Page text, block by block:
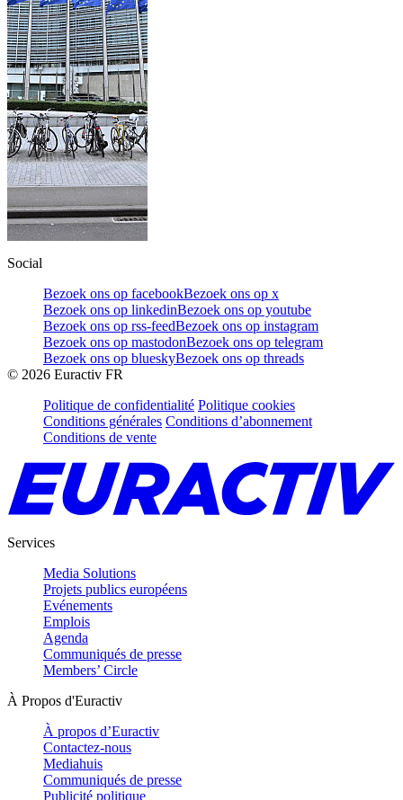
Social
Bezoek ons op facebookBezoek ons op x
Bezoek ons op linkedinBezoek ons op youtube
Bezoek ons op rss-feedBezoek ons op instagram
Bezoek ons op mastodonBezoek ons op telegram
Bezoek ons op blueskyBezoek ons op threads
© 2026 Euractiv FR
Politique de confidentialité Politique cookies
Conditions générales Conditions d’abonnement
Conditions de vente
Services
Media Solutions
Projets publics européens
Evénements
Emplois
Agenda
Communiqués de presse
Members’ Circle
À Propos d'Euractiv
À propos d’Euractiv
Contactez-nous
Mediahuis
Communiqués de presse
Publicité politique